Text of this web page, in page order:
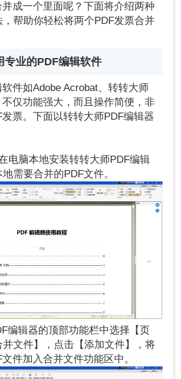
并成一个里面呢？下面将介绍两种
帮助你轻松将两个PDF发票合并
专业的PDF编辑软件
件如Adobe Acrobat、转转大师
不仅功能强大，而且操作简便，非
票。下面以转转大师PDF编辑器
电脑本地安装转转大师PDF编辑
需要合并的PDF文件。
编辑器的顶部功能栏中选择【页
文件】，点击【添加文件】，将
件加入合并文件功能区中。